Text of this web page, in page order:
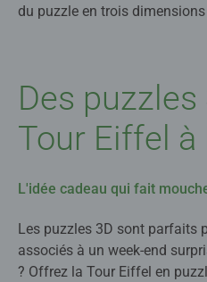
du puzzle en trois dimensions
Des puzzles
Tour Eiffel à
L'idée cadeau qui fait
Les puzzles 3D sont parfaits
associés à un week-end
? Offrez la Tour Eiffel en